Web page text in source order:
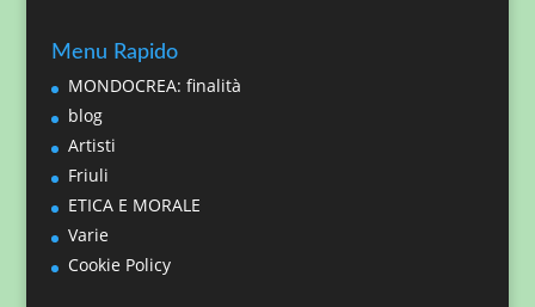
Menu Rapido
MONDOCREA: finalità
blog
Artisti
Friuli
ETICA E MORALE
Varie
Cookie Policy